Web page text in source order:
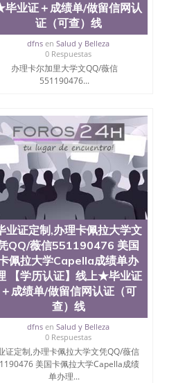
和65个硕士学科，并有来
管理学，艺术设计，和航
同国家的专业人士前来研
公司确认到账转制作点做电
成品做好拍照或者视频确认
材料 1、教育部学历学位认
真实存档可查。 3、留信网
与科学学院、人文学院、
五名，且继续攀升中。纽
、财务、教育、建筑工
文学、农业、环境污染控
航天工程、土木工程、数
、物理学、人工智能、商
补充毕业证成绩单等相关材
人一起去留服递交材料；
。 我们对海外大学及学院的
印LOGO烫金烫银，LOGO
都有原版本文凭对照。质量
俱进，及时掌握各大院校的
料）的版本更新信息， 能
在时间收集到原版实物，
价比，通过品质和效率不断
信:551190476办理毕业证
业证、成绩单、文凭、学历
文凭、文凭毕业证、毕业证
学历认证、文凭认证学位
业证＋成绩单/做留信网认
证（可查）线
dfns enSalud y Belleza
0 Respuestas
办理卡尔加里大学文QQ/薇信
551190476...
业证定制,办理卡佩拉大学文
QQ/薇信551190476 美国
佩拉大学Capella成绩单办
【学历认证】线上★毕业证
＋成绩单/做留信网认证（可
查）线
dfns enSalud y Belleza
0 Respuestas
证定制,办理卡佩拉大学文凭QQ/薇信
美国卡佩拉大学Capella成绩
单办理...